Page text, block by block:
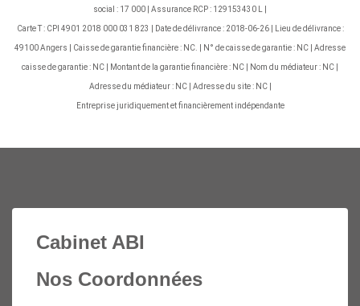
social : 17 000 | Assurance RCP : 129153430 L |
Carte T : CPI 4901 2018 000 031 823 | Date de délivrance : 2018-06-26 | Lieu de délivrance :
49100 Angers | Caisse de garantie financière : NC. | N° de caisse de garantie : NC | Adresse
caisse de garantie : NC | Montant de la garantie financière : NC | Nom du médiateur : NC |
Adresse du médiateur : NC | Adresse du site : NC |
Entreprise juridiquement et financièrement indépendante
Cabinet ABI
Nos Coordonnées